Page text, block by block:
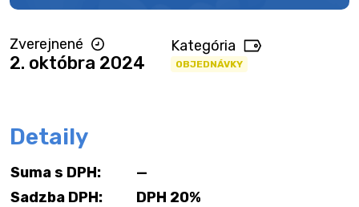
Zverejnené
2. októbra 2024
Kategória
OBJEDNÁVKY
Detaily
Suma s DPH:
—
Sadzba DPH:
DPH 20%